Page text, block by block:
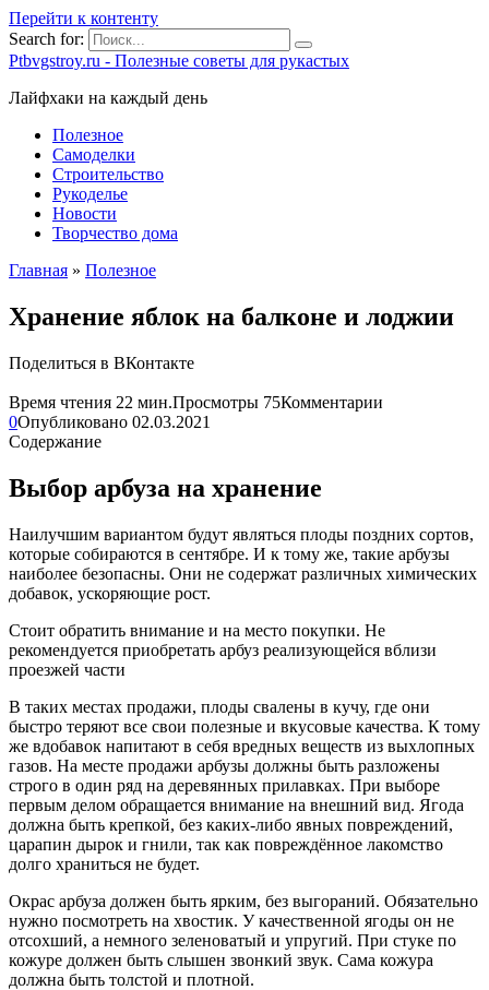
Перейти к контенту
Search for:
Ptbvgstroy.ru - Полезные советы для рукастых
Лайфхаки на каждый день
Полезное
Самоделки
Строительство
Рукоделье
Новости
Творчество дома
Главная » Полезное
Хранение яблок на балконе и лоджии
Поделиться в ВКонтакте
Время чтения 22 мин.Просмотры 75Комментарии
0Опубликовано 02.03.2021
Содержание
Выбор арбуза на хранение
Наилучшим вариантом будут являться плоды поздних сортов,
которые собираются в сентябре. И к тому же, такие арбузы
наиболее безопасны. Они не содержат различных химических
добавок, ускоряющие рост.
Стоит обратить внимание и на место покупки. Не
рекомендуется приобретать арбуз реализующейся вблизи
проезжей части
В таких местах продажи, плоды свалены в кучу, где они
быстро теряют все свои полезные и вкусовые качества. К тому
же вдобавок напитают в себя вредных веществ из выхлопных
газов. На месте продажи арбузы должны быть разложены
строго в один ряд на деревянных прилавках. При выборе
первым делом обращается внимание на внешний вид. Ягода
должна быть крепкой, без каких-либо явных повреждений,
царапин дырок и гнили, так как повреждённое лакомство
долго храниться не будет.
Окрас арбуза должен быть ярким, без выгораний. Обязательно
нужно посмотреть на хвостик. У качественной ягоды он не
отсохший, а немного зеленоватый и упругий. При стуке по
кожуре должен быть слышен звонкий звук. Сама кожура
должна быть толстой и плотной.